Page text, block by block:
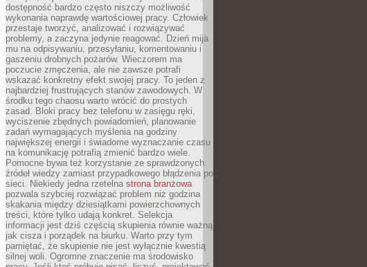
dostępność bardzo często niszczy możliwość
wykonania naprawdę wartościowej pracy. Człowiek
przestaje tworzyć, analizować i rozwiązywać
problemy, a zaczyna jedynie reagować. Dzień mija
mu na odpisywaniu, przesyłaniu, komentowaniu i
gaszeniu drobnych pożarów. Wieczorem ma
poczucie zmęczenia, ale nie zawsze potrafi
wskazać konkretny efekt swojej pracy. To jeden z
najbardziej frustrujących stanów zawodowych. W
środku tego chaosu warto wrócić do prostych
zasad. Bloki pracy bez telefonu w zasięgu ręki,
wyciszenie zbędnych powiadomień, planowanie
zadań wymagających myślenia na godziny
największej energii i świadome wyznaczanie czasu
na komunikację potrafią zmienić bardzo wiele.
Pomocne bywa też korzystanie ze sprawdzonych
źródeł wiedzy zamiast przypadkowego błądzenia po
sieci. Niekiedy jedna rzetelna strona branżowa
pozwala szybciej rozwiązać problem niż godzina
skakania między dziesiątkami powierzchownych
treści, które tylko udają konkret. Selekcja
informacji jest dziś częścią skupienia równie ważną
jak cisza i porządek na biurku. Warto przy tym
pamiętać, że skupienie nie jest wyłącznie kwestią
silnej woli. Ogromne znaczenie ma środowisko